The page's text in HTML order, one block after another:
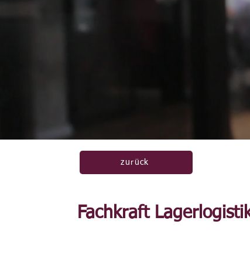
zurück
Fachkraft